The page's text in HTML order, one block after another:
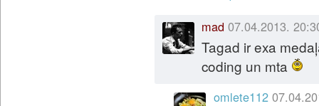
mad 07.04.2013.
Tagad ir exa
coding un mta
omlete112